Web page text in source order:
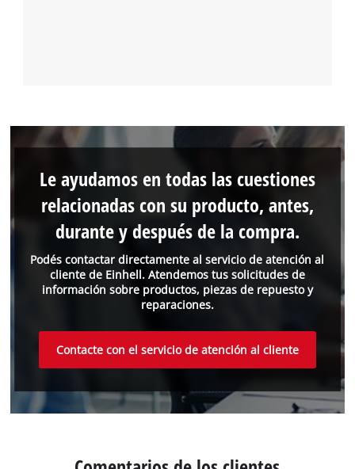
Podés contactar directamente al servicio de atención al
cliente de Einhell. Atendemos tus solicitudes de
información sobre productos, piezas de repuesto y
reparaciones.
Le ayudamos en todas las cuestiones
relacionadas con su producto, antes,
durante y después de la compra.
Contacte con el servicio de atención al cliente